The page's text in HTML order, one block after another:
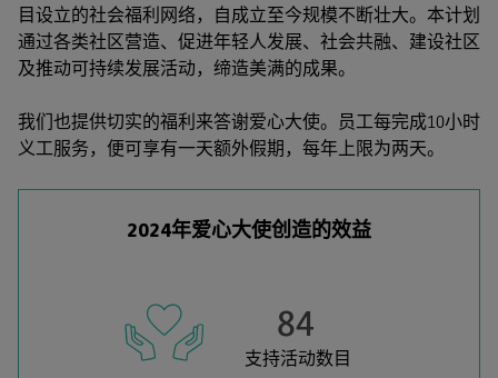
目设立的社会福利网络，自成立至今规模不断壮大。本计划
通过各类社区营造、促进年轻人发展、社会共融、建设社区
及推动可持续发展活动，缔造美满的成果。
我们也提供切实的福利来答谢爱心大使。员工每完成10小时
义工服务，便可享有一天额外假期，每年上限为两天。
2024年爱心大使创造的效益
84
支持活动数目